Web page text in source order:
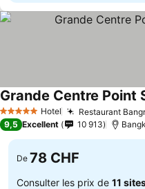
5 Étoiles Hotel Restaurant
Grande Centre Point
9,5 Excellent 10 913
De 78 CHF
Consulter les prix de 11